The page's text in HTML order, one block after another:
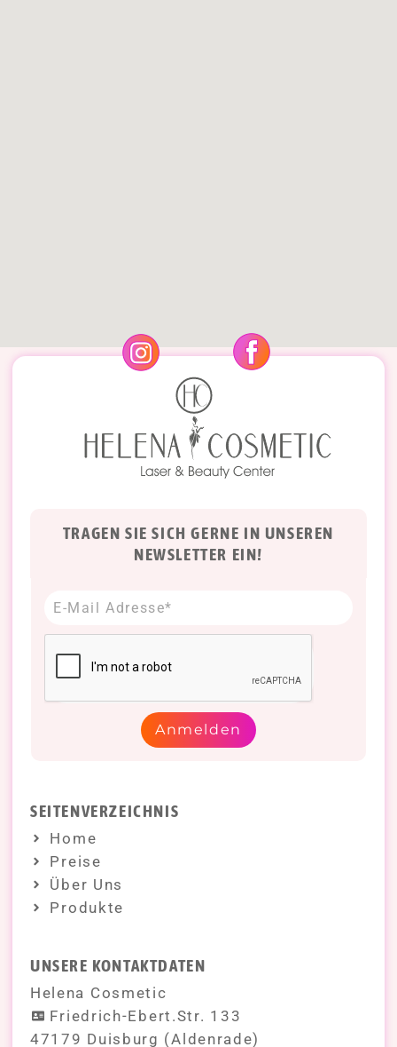
TRAGEN SIE SICH GERNE IN UNSEREN
NEWSLETTER EIN!
Anmelden
SEITENVERZEICHNIS
Home
Preise
Über Uns
Produkte
UNSERE KONTAKTDATEN
Helena Cosmetic
Friedrich-Ebert.Str. 133
47179 Duisburg (Aldenrade)